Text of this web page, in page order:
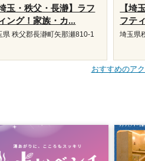
埼玉・秩父・長瀞】ラフ
ング！家族・カ...
県 秩父郡長瀞町矢那瀬810-1
【埼
フテ
埼玉県
おすすめのア